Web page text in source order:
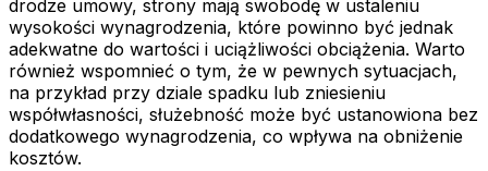
drodze umowy, strony mają swobodę w ustaleniu
wysokości wynagrodzenia, które powinno być jednak
adekwatne do wartości i uciążliwości obciążenia. Warto
również wspomnieć o tym, że w pewnych sytuacjach,
na przykład przy dziale spadku lub zniesieniu
współwłasności, służebność może być ustanowiona bez
dodatkowego wynagrodzenia, co wpływa na obniżenie
kosztów.